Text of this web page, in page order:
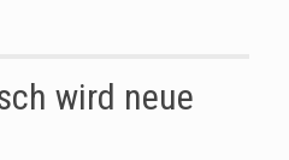
wird neue